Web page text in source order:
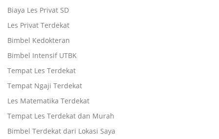
Biaya Les Privat SD
Les Privat Terdekat
Bimbel Kedokteran
Bimbel Intensif UTBK
Tempat Les Terdekat
Tempat Ngaji Terdekat
Les Matematika Terdekat
Tempat Les Terdekat dan Murah
Bimbel Terdekat dari Lokasi Saya